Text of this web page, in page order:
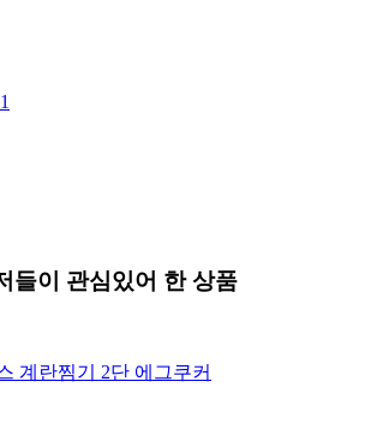
들이 관심있어 한 상품
계란찜기 2단 에그쿠커